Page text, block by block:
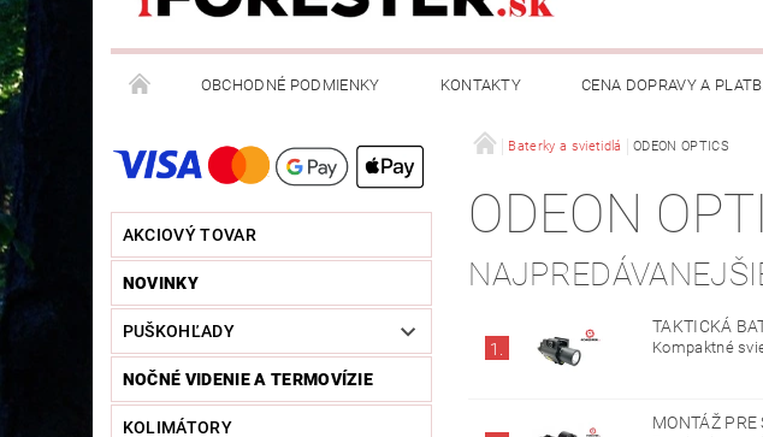
OBCHODNÉ PODMIENKY KONTAKTY CENA DOPRAVY A
AKCIOVÝ TOVAR
NOVINKY
PUŠKOHĽADY
NOČNÉ VIDENIE A TERMOVÍZIE
KOLIMÁTORY
Baterky a svietidlá ODEON OPTICS
ODEON
1.
TAKTICKÁ
Kompaktné
MONTÁŽ PRE